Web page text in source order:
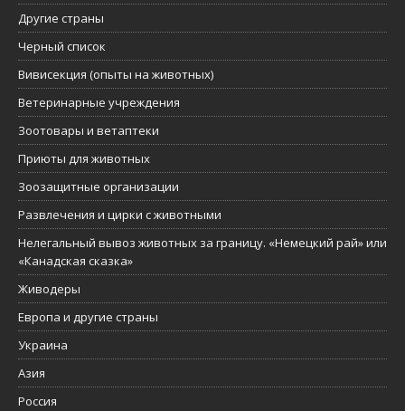
Другие страны
Черный список
Вивисекция (опыты на животных)
Ветеринарные учреждения
Зоотовары и ветаптеки
Приюты для животных
Зоозащитные организации
Развлечения и цирки с животными
Нелегальный вывоз животных за границу. «Немецкий рай» или
«Канадская сказка»
Живодеры
Европа и другие страны
Украина
Азия
Россия